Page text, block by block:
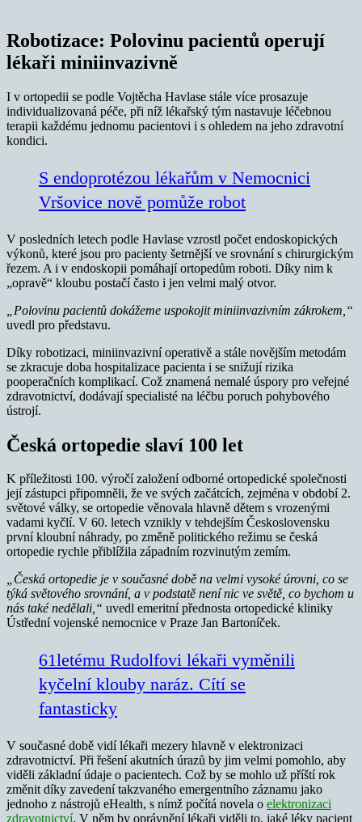
Robotizace: Polovinu pacientů operují
lékaři miniinvazivně
I v ortopedii se podle Vojtěcha Havlase stále více prosazuje
individualizovaná péče, při níž lékařský tým nastavuje léčebnou
terapii každému jednomu pacientovi i s ohledem na jeho zdravotní
kondici.
S endoprotézou lékařům v Nemocnici
Vršovice nově pomůže robot
V posledních letech podle Havlase vzrostl počet endoskopických
výkonů, které jsou pro pacienty šetrnější ve srovnání s chirurgickým
řezem. A i v endoskopii pomáhají ortopedům roboti. Díky nim k
„opravě“ kloubu postačí často i jen velmi malý otvor.
„Polovinu pacientů dokážeme uspokojit miniinvazivním zákrokem,“
uvedl pro představu.
Díky robotizaci, miniinvazivní operativě a stále novějším metodám
se zkracuje doba hospitalizace pacienta i se snižují rizika
pooperačních komplikací. Což znamená nemalé úspory pro veřejné
zdravotnictví, dodávají specialisté na léčbu poruch pohybového
ústrojí.
Česká ortopedie slaví 100 let
K příležitosti 100. výročí založení odborné ortopedické společnosti
její zástupci připomněli, že ve svých začátcích, zejména v období 2.
světové války, se ortopedie věnovala hlavně dětem s vrozenými
vadami kyčlí. V 60. letech vznikly v tehdejším Československu
první kloubní náhrady, po změně politického režimu se česká
ortopedie rychle přiblížila západním rozvinutým zemím.
„Česká ortopedie je v současné době na velmi vysoké úrovni, co se
týká světového srovnání, a v podstatě není nic ve světě, co bychom u
nás také nedělali,“ uvedl emeritní přednosta ortopedické kliniky
Ústřední vojenské nemocnice v Praze Jan Bartoníček.
61letému Rudolfovi lékaři vyměnili
kyčelní klouby naráz. Cítí se
fantasticky
V současné době vidí lékaři mezery hlavně v elektronizaci
zdravotnictví. Při řešení akutních úrazů by jim velmi pomohlo, aby
viděli základní údaje o pacientech. Což by se mohlo už příští rok
změnit díky zavedení takzvaného emergentního záznamu jako
jednoho z nástrojů eHealth, s nímž počítá novela o elektronizaci
zdravotnictví. V něm by oprávnění lékaři viděli to, jaké léky pacient